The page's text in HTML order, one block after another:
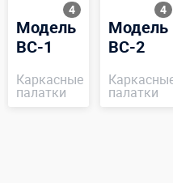
4
Модель
ВС-1
Каркасные
палатки
4
Модель
ВС-2
палатки